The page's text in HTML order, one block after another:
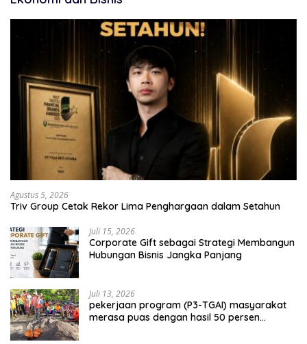
Agustus 5, 2026
Triv Group Cetak Rekor Lima Penghargaan dalam Setahun
Juli 15, 2026
Corporate Gift sebagai Strategi Membangun
Hubungan Bisnis Jangka Panjang
Juli 13, 2026
pekerjaan program (P3-TGAI) masyarakat
merasa puas dengan hasil 50 persen